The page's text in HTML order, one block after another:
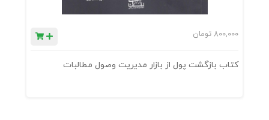
800,000 تومان
کتاب بازگشت پول از بازار مدیریت وصول مطالبات